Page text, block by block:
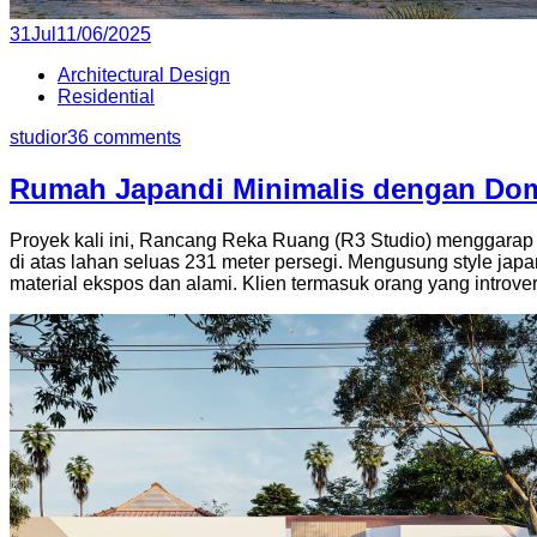
Posted
31Jul 11/06/2025
Architectural Design
Residential
studior36 comments
Rumah Japandi Minimalis dengan
Proyek kali ini, Rancang Reka Ruang (R3 Studio)
di atas lahan seluas 231 meter persegi. Mengusung style
material ekspos dan alami. Klien termasuk orang yang